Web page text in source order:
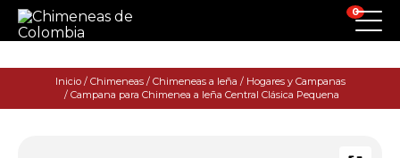
0
Inicio/ Chimeneas/ Chimeneas a leña / Hogares y Campanas
/ Campana para Chimenea a leña Central Clásica Pequena